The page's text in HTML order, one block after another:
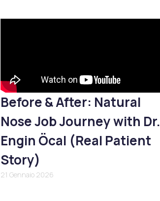
Before & After: Natural
Nose Job Journey with Dr.
Engin Öcal (Real Patient
Story)
21 Gennaio 2026